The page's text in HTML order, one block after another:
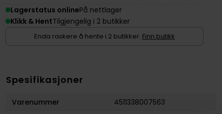
Lagerstatus onlinePå nettlager
Klikk & HentTilgjengelig i 2 butikker
Enda raskere å hente i 2 butikker. Finn butikk
Spesifikasjoner
Varenummer
4511338007563